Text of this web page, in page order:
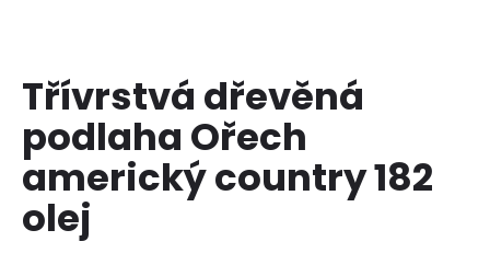
Třívrstvá dřevěná
podlaha Ořech
americký country 182
olej
í
t
?